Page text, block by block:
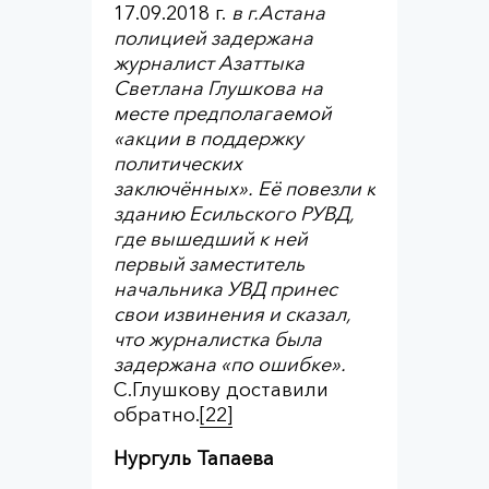
17.09.2018 г. в г.Астана
полицией задержана
журналист Азаттыка
Светлана Глушкова на
месте предполагаемой
«акции в поддержку
политических
заключённых». Её повезли к
зданию Есильского РУВД,
где вышедший к ней
первый заместитель
начальника УВД принес
свои извинения и сказал,
что журналистка была
задержана «по ошибке».
С.Глушкову доставили
обратно.[22]
Нургуль Тапаева